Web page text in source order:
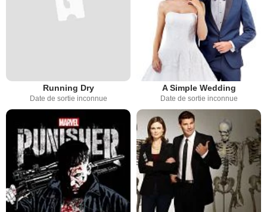
Running Dry
Date de sortie inconnue
A Simple Wedding
Date de sortie inconnue